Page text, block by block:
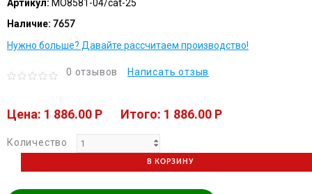
Артикул: MO8581-04/cat-25
Наличие: 7657
Нужно больше? Давайте рассчитаем производство!
0 отзывов Написать отзыв
Цена: 1 886.00 P Итого: 1 886.00 P
Количество
В КОРЗИНУ